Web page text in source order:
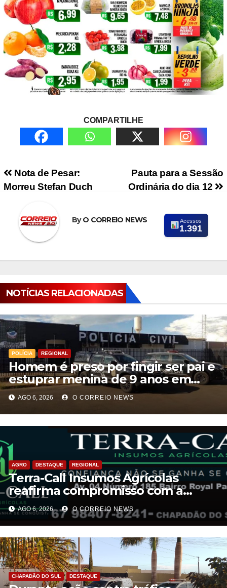
COMPARTILHE
Navegação de PostPauta para a Sessão
Ordinária do dia 12
Nota de Pesar:
Morreu Stefan Duch
ByO CORREIO NEWS Acessos
1.391
NOTÍCIAS RELACIONADAS
POLÍCIA REGIONAL
Homem é preso por fingir ser pai e
estuprar menina de 9 anos em
Aparecida do Taboado
AGO 6, 2026 O CORREIO NEWS
AGRO DESTAQUE REGIONAL
Terra-Call Insumos Agrícolas
reafirma compromisso com a
qualidade do Calcário Castro PR
AGO 6, 2026 O CORREIO NEWS
CHAPADÃO DO SUL DESTAQUE